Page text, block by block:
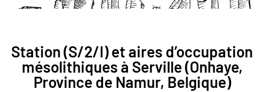
Station (S/2/I) et aires d’occupation
mésolithiques à Serville(Onhaye,
Province de Namur, Belgique)